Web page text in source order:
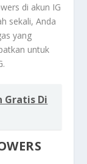
di akun IG
sekali, Anda
yang
untuk
Gratis Di